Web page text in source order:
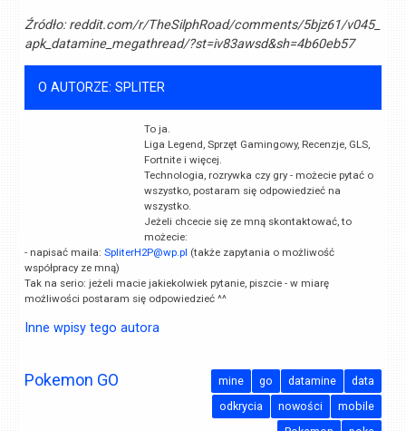
Źródło:reddit.com/r/TheSilphRoad/comments/5bjz61/v045_
apk_datamine_megathread/?st=iv83awsd&sh=4b60eb57
O AUTORZE: SPLITER
To ja.
Liga Legend, Sprzęt Gamingowy, Recenzje, GLS,
Fortnite i więcej.
Technologia, rozrywka czy gry - możecie pytać o
wszystko, postaram się odpowiedzieć na
wszystko.
Jeżeli chcecie się ze mną skontaktować, to
możecie:
- napisać maila:SpliterH2P@wp.pl (także zapytania o możliwość
współpracy ze mną)
Tak na serio: jeżeli macie jakiekolwiek pytanie, piszcie - w miarę
możliwości postaram się odpowiedzieć ^^
Inne wpisy tego autora
Pokemon GO data
datamine
go
mine
mobile
nowości
odkrycia